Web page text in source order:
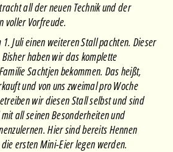
all der neuen Technik und der
voller Vorfreude.
Juli einen weiteren Stall pachten. Dieser
haben wir das komplette
Sachtjen bekommen. Das heißt,
und von uns zweimal pro Woche
wir diesen Stall selbst und sind
all seinen Besonderheiten und
Hier sind bereits Hennen
ersten Mini-Eier legen werden.